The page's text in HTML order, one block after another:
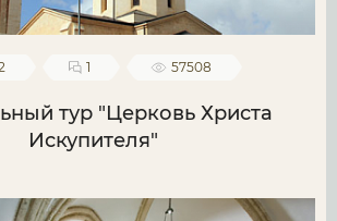
1 57508
тур "Церковь Христа
Искупителя"